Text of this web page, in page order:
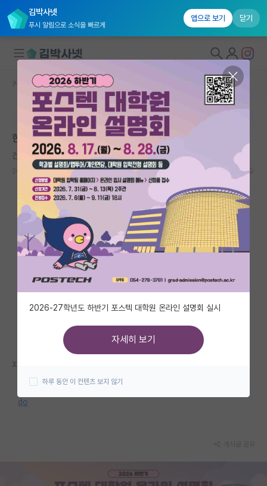
김박사넷
푸시 알림으로 소식을 빠르게
앱으로 보기 닫기
대학원생 모집
국내대학원 정보
연구실&오픈랩
커뮤니티
커뮤니티 홈
전체글보기
베스트 게시판
IF 명예의전당
자유 게시판(아무개랩)
미국 유학 게시판
미국 대학원 합격 후기 게시판
대학원 합격 후기 게시판
학부 인턴 게시판
커뮤니티 홈 임용 정보 게시판
본문이 수정되지 않는 박제글입니다.
한림대학교 보건과학대학원 객원교수(비전임) 초빙 공고
건강한 백석
2026.06.26 0 302
자세한 내용은 홈페이지를 참고해 주세요.
do
2026-27학년도 하반기 포스텍 대학원 온라인 설명회 실시
자세히 보기
하루 동안 이 컨텐츠 보지 않기